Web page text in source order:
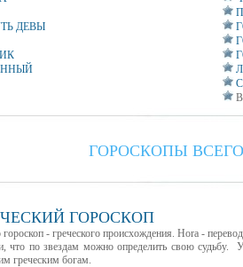
ДЕВЫ
ГОРОСКОПЫ
ГОРОСКОП
- греческого происхождения. Hora -
что по звездам можно определить свою судьбу.
греческим богам.